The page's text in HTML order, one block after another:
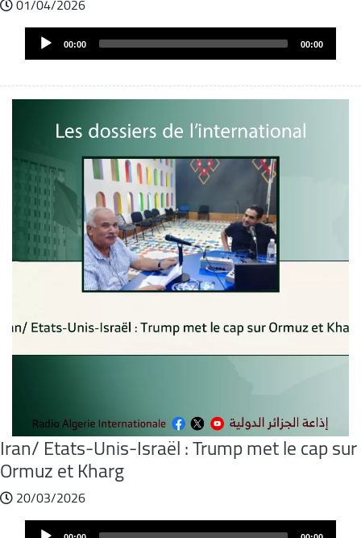
01/04/2026
Fichier
Audio
Player 00:00 00:00
Iran/ Etats-Unis-Israël : Trump met le cap sur
Ormuz et Kharg
20/03/2026
Fichier
Audio